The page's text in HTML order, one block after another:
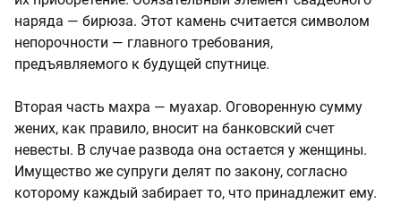
наряда — бирюза. Этот камень считается символом
непорочности — главного требования,
предъявляемого к будущей спутнице.
Вторая часть махра — муахар. Оговоренную сумму
жених, как правило, вносит на банковский счет
невесты. В случае развода она остается у женщины.
Имущество же супруги делят по закону, согласно
которому каждый забирает то, что принадлежит ему.